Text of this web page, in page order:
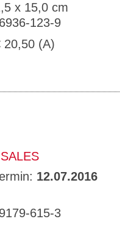
x 15,0 cm
123-9
20,50 (A)
12.07.2016
615-3